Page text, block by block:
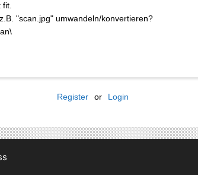
fit.
"scan.jpg" umwandeln/konvertieren?
Register or Login